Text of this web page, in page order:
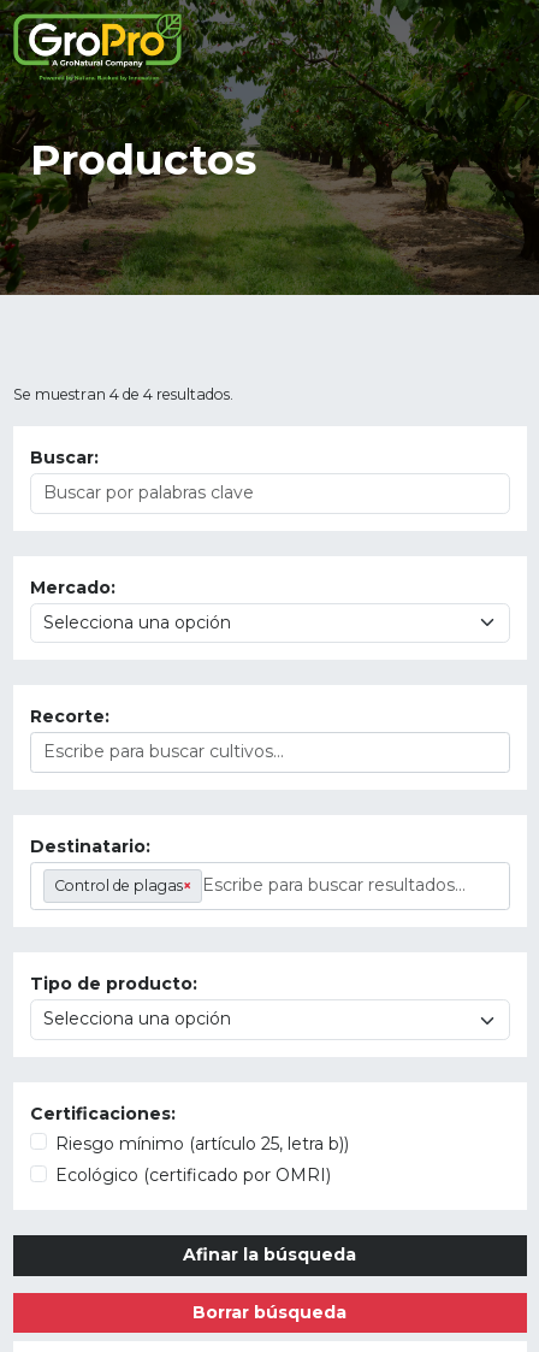
Productos
Se muestran 4 de 4 resultados.
Buscar:
Mercado:
Recorte:
Destinatario:
Control de plagas×
Tipo de producto:
Certificaciones:
Riesgo mínimo (artículo 25, letra b))
Ecológico (certificado por OMRI)
Afinar la búsqueda
Borrar búsqueda